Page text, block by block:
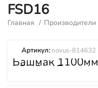
FSD16
Главная Производители
Башмак 1100мм
LOVOL (Ловол)
Артикул: novus-814632